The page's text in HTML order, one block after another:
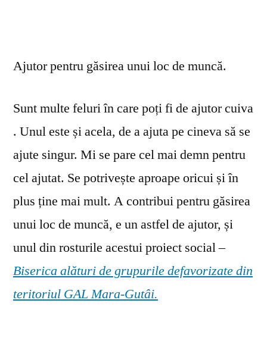
Ajutor pentru găsirea unui loc de muncă.
Sunt multe feluri în care poți fi de ajutor cuiva
. Unul este și acela, de a ajuta pe cineva să se
ajute singur. Mi se pare cel mai demn pentru
cel ajutat. Se potrivește aproape oricui și în
plus ține mai mult. A contribui pentru găsirea
unui loc de muncă, e un astfel de ajutor, și
unul din rosturile acestui proiect social –
Biserica alături de grupurile defavorizate din
teritoriul GAL Mara-Gutâi.